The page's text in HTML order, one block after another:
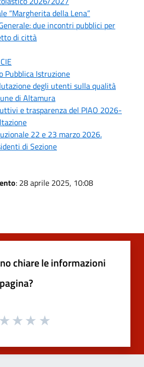
“Margherita della Lena”
due incontri pubblici per
di città
Pubblica Istruzione
degli utenti sulla qualità
di Altamura
e trasparenza del PIAO 2026-
22 e 23 marzo 2026.
di Sezione
: 28 aprile 2025, 10:08
chiare le informazioni